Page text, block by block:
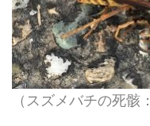
（スズメバチの死